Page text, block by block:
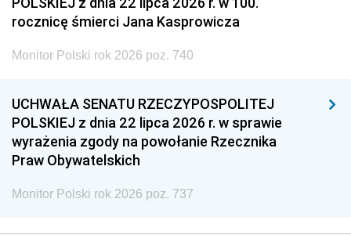
rocznicę śmierci Jana Kasprowicza
Monitor Polski rok 2026 poz. 740
UCHWAŁA SENATU RZECZYPOSPOLITEJ
POLSKIEJ z dnia 22 lipca 2026 r. w sprawie
wyrażenia zgody na powołanie Rzecznika
Praw Obywatelskich
Monitor Polski rok 2026 poz. 737